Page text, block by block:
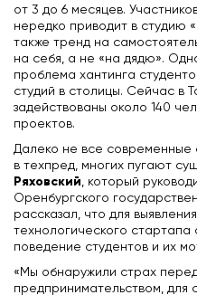
от 3 до 6 месяцев.
нередко приводит в студию
также тренд на
на себя, а не «на дядю».
проблема хантинга
студий в столицы. Сейчас в
задействованы около 140
проектов.
Далеко не все современные
в техпред, многих пугают
Ряховский, который
Оренбургского
рассказал, что для
технологического стартапа
поведение студентов и их
«Мы обнаружили страх
предпринимательством, для